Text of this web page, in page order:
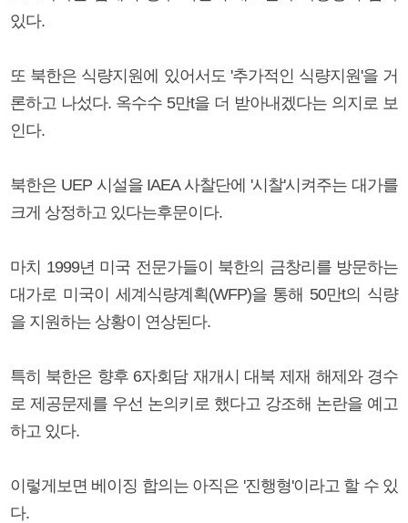
있다.
또 북한은 식량지원에 있어서도 '추가적인 식량지원'을 거
론하고 나섰다. 옥수수 5만t을 더 받아내겠다는 의지로 보
인다.
북한은 UEP 시설을 IAEA 사찰단에 '시찰'시켜주는 대가를
크게 상정하고 있다는후문이다.
마치 1999년 미국 전문가들이 북한의 금창리를 방문하는
대가로 미국이 세계식량계획(WFP)을 통해 50만t의 식량
을 지원하는 상황이 연상된다.
특히 북한은 향후 6자회담 재개시 대북 제재 해제와 경수
로 제공문제를 우선 논의키로 했다고 강조해 논란을 예고
하고 있다.
이렇게보면 베이징 합의는 아직은 '진행형'이라고 할 수 있
다.